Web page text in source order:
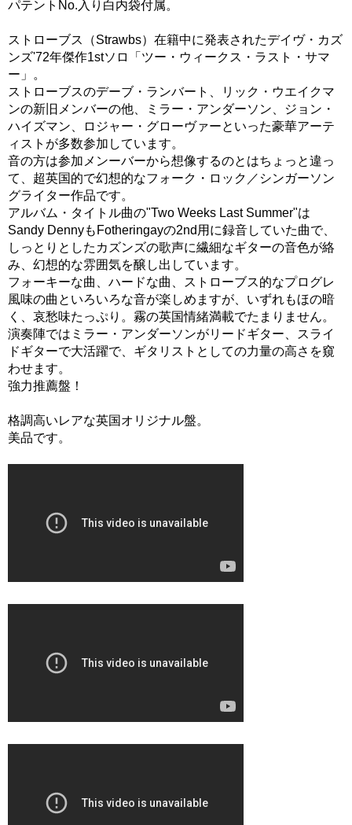
パテントNo.入り白内袋付属。
ストローブス（Strawbs）在籍中に発表されたデイヴ・カズ
ンズ'72年傑作1stソロ「ツー・ウィークス・ラスト・サマ
ー」。
ストローブスのデーブ・ランバート、リック・ウエイクマ
ンの新旧メンバーの他、ミラー・アンダーソン、ジョン・
ハイズマン、ロジャー・グローヴァーといった豪華アーテ
ィストが多数参加しています。
音の方は参加メンーバーから想像するのとはちょっと違っ
て、超英国的で幻想的なフォーク・ロック／シンガーソン
グライター作品です。
アルバム・タイトル曲の"Two Weeks Last Summer"は
Sandy DennyもFotheringayの2nd用に録音していた曲で、
しっとりとしたカズンズの歌声に繊細なギターの音色が絡
み、幻想的な雰囲気を醸し出しています。
フォーキーな曲、ハードな曲、ストローブス的なプログレ
風味の曲といろいろな音が楽しめますが、いずれもほの暗
く、哀愁味たっぷり。霧の英国情緒満載でたまりません。
演奏陣ではミラー・アンダーソンがリードギター、スライ
ドギターで大活躍で、ギタリストとしての力量の高さを窺
わせます。
強力推薦盤！
格調高いレアな英国オリジナル盤。
美品です。